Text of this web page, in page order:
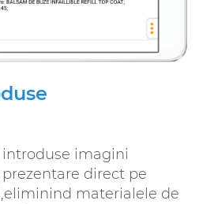
imagini
direct pe
materialele de